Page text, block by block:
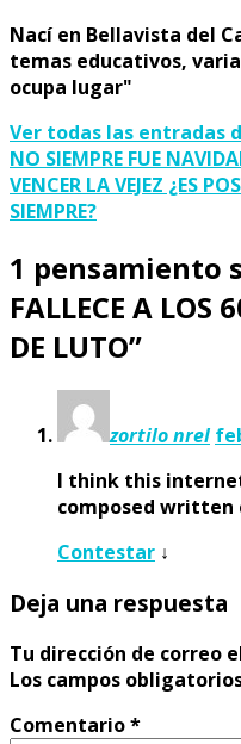
Nací en Bellavista del
temas educativos,
ocupa lugar"
Ver todas las entradas
Navegación
de
NO SIEMPRE FUE
VENCER LA VEJEZ ¿ES
SIEMPRE?
1 pensamiento
FALLECE A LOS
DE LUTO”
zortilo nrel
I think this
composed written
Contestar ↓
Deja una respuesta
Tu dirección de correo
Los campos
Comentario*